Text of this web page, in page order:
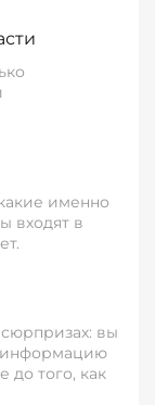
именно
входят в
вы
информацию
до того, как